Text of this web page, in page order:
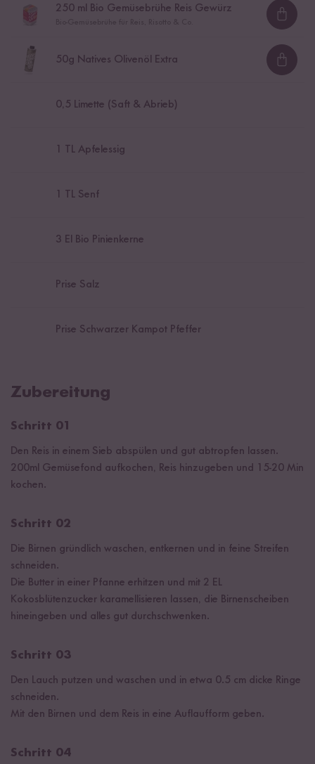
250 ml Bio Gemüsebrühe Reis Gewürz
50g Natives Olivenöl Extra
0,5 Limette (Saft & Abrieb)
1 TL Apfelessig
1 TL Senf
3 El Bio Pinienkerne
Prise Salz
Prise Schwarzer Kampot Pfeffer
Zubereitung
Schritt 01
Den Reis in einem Sieb abspülen und gut abtropfen lassen.
200ml Gemüsefond aufkochen, Reis hinzugeben und 15-20 Min
kochen.
Schritt 02
Die Birnen gründlich waschen, entkernen und in feine Streifen
schneiden.
Die Butter in einer Pfanne erhitzen und mit 2 EL
Kokosblütenzucker karamellisieren lassen, die Birnenscheiben
hineingeben und alles gut durchschwenken.
Schritt 03
Den Lauch putzen und waschen und in etwa 0.5 cm dicke Ringe
schneiden.
Mit den Birnen und dem Reis in eine Auflaufform geben.
Schritt 04